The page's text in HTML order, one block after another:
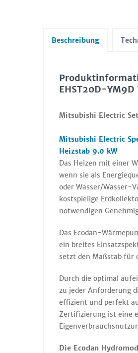
Beschreibung
EHST20D-
Mitsubishi Electric Set
Mitsubishi Electric
Heizstab 9.0 kW
Das Heizen mit einer
wenn sie als
oder Wasser/Wasser-
kostspielige
notwendigen
Das Ecodan-
ein breites
setzt den Maßstab für
Durch die optimal
zu jeder Anforderung
effizient und perfekt
Zertifizierung ist eine
Die Ecodan